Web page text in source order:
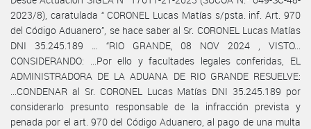
2023/8), caratulada “ CORONEL Lucas Matías s/psta. inf. Art. 970
del Código Aduanero”, se hace saber al Sr. CORONEL Lucas Matías
DNI 35.245.189 … “RIO GRANDE, 08 NOV 2024 , VISTO...
CONSIDERANDO: ...Por ello y facultades legales conferidas, EL
ADMINISTRADORA DE LA ADUANA DE RIO GRANDE RESUELVE:
...CONDENAR al Sr. CORONEL Lucas Matías DNI 35.245.189 por
considerarlo presunto responsable de la infracción prevista y
penada por el art. 970 del Código Aduanero, al pago de una multa